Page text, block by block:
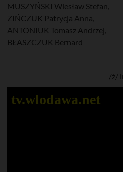
MUSZYŃSKI Wiesław Stefan,
ZIŃCZUK Patrycja Anna,
ANTONIUK Tomasz Andrzej,
BŁASZCZUK Bernard
/ź/
tv.wlodawa.net